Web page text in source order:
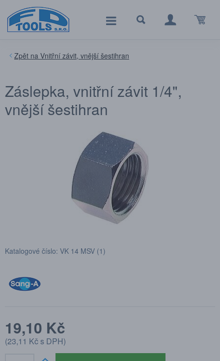
Vnitřní závit, vnější šestihran
Záslepka, vnitřní závit 1/4",
vnější šestihran
Katalogové číslo: VK 14 MSV (1)
19,10 Kč
(23,11 Kčs DPH)